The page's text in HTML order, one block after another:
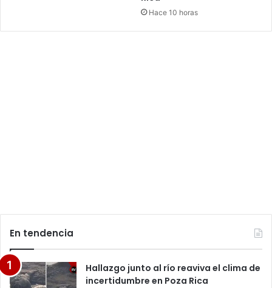
Hace 10 horas
En tendencia
Hallazgo junto al río reaviva el clima de
incertidumbre en Poza Rica